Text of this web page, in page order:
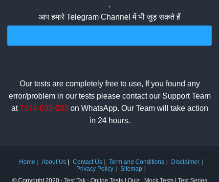
.
आप हमारे Telegram Channel में भी जुड़ सकते हैं
Our tests are completely free to use, If you found any
error/problem in our tests please contact our Support Team
at7374-033-033on WhatsApp. Our Team will take action
in 24 hours.
Home About Us Contact Us Term and Conditions
Disclaimer
Privacy Policy
Sitemap